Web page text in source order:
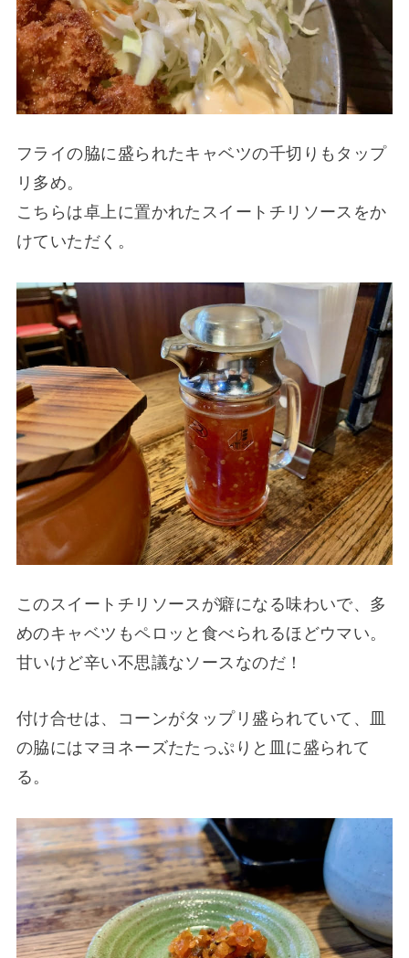
フライの脇に盛られたキャベツの千切りもタップ
リ多め。
こちらは卓上に置かれたスイートチリソースをか
けていただく。
このスイートチリソースが癖になる味わいで、多
めのキャベツもペロッと食べられるほどウマい。
甘いけど辛い不思議なソースなのだ！
付け合せは、コーンがタップリ盛られていて、皿
の脇にはマヨネーズたたっぷりと皿に盛られて
る。